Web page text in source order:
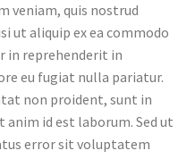
veniam, quis nostrud
ut aliquip ex ea commodo
in reprehenderit in
eu fugiat nulla pariatur.
non proident, sunt in
id est laborum. Sed ut
error sit voluptatem